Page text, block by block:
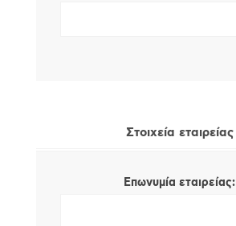
Στοιχεία εταιρείας
Επωνυμία εταιρείας: